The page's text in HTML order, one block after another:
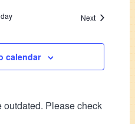
NextEvents
calendar
Please check